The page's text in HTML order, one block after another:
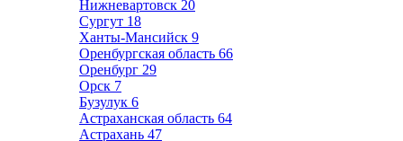
Нижневартовск 20
Сургут 18
Ханты-Мансийск 9
Оренбургская область 66
Оренбург 29
Орск 7
Бузулук 6
Астраханская область 64
Астрахань 47